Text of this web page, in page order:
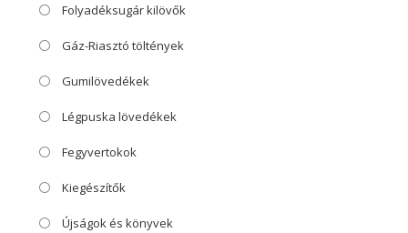
Folyadéksugár kilövők
Gáz-Riasztó töltények
Gumilövedékek
Légpuska lövedékek
Fegyvertokok
Kiegészítők
Újságok és könyvek